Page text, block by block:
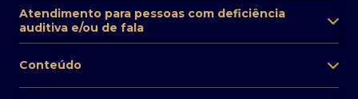
Atendimento para pessoas com deficiência
auditiva e/ou de fala
Conteúdo